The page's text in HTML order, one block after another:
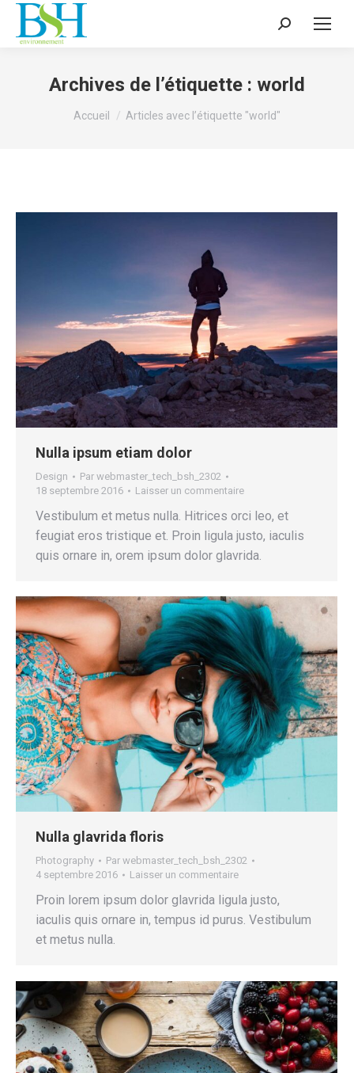
Recherche
Archives de l’étiquette : world
Vous êtes ici :
Accueil Articles avec l’étiquette "world"
Nulla ipsum etiam dolor
Design Par webmaster_tech_bsh_2302
18 septembre 2016
Laisser un commentaire
Vestibulum et metus nulla. Hitrices orci leo, et
feugiat eros tristique et. Proin ligula justo, iaculis
quis ornare in, orem ipsum dolor glavrida.
Nulla glavrida floris
Photography Par webmaster_tech_bsh_2302
4 septembre 2016
Laisser un commentaire
Proin lorem ipsum dolor glavrida ligula justo,
iaculis quis ornare in, tempus id purus. Vestibulum
et metus nulla.